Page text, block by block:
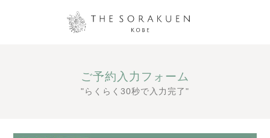
ご予約入力フォーム
"らくらく30秒で入力完了"